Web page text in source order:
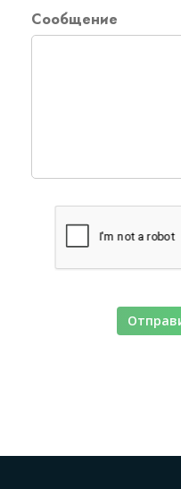
Counter Strike 1.6
Licente cPanel WHM
Licente WHMSonic
Сообщение